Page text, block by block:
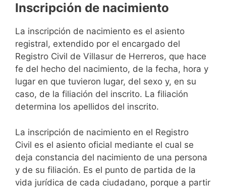
Inscripción de nacimiento
La inscripción de nacimiento es el asiento
registral, extendido por el encargado del
Registro Civil de Villasur de Herreros, que hace
fe del hecho del nacimiento, de la fecha, hora y
lugar en que tuvieron lugar, del sexo y, en su
caso, de la filiación del inscrito. La filiación
determina los apellidos del inscrito.
La inscripción de nacimiento en el Registro
Civil es el asiento oficial mediante el cual se
deja constancia del nacimiento de una persona
y de su filiación. Es el punto de partida de la
vida jurídica de cada ciudadano, porque a partir